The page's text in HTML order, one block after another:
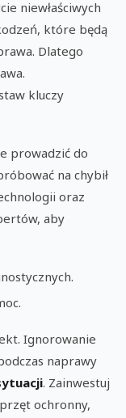
niewłaściwych
które będą
Dlatego
kluczy
prowadzić do
na chybił
oraz
aby
Ignorowanie
naprawy
. Zainwestuj
ochronny,